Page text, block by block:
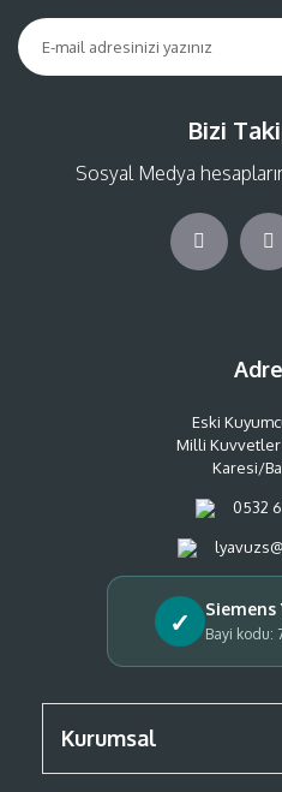
Bizi
Sosyal Medya
Eski
Milli Kuvvetler
Karesi/
0532
✓ Siemens
Bayi kodu:
Kurumsal